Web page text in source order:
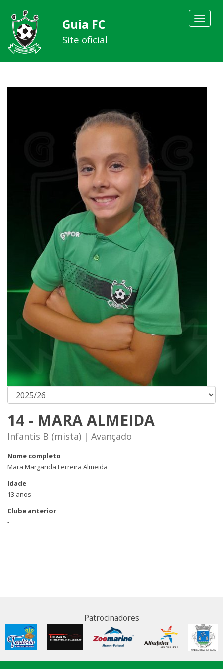
Toggle
Guia FC
Site oficial
14 - MARA ALMEIDA
Infantis B (mista) | Avançado
Nome completo
Mara Margarida Ferreira Almeida
Idade
13 anos
Clube anterior
-
Patrocinadores